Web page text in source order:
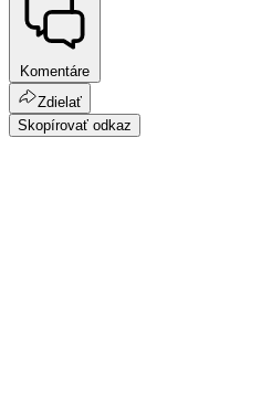
Komentáre
Zdielať
Skopírovať odkaz